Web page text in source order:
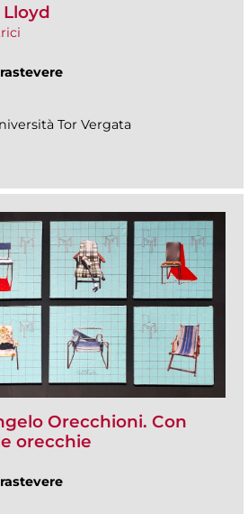
Tor Vergata
Orecchioni. Con
orecchie